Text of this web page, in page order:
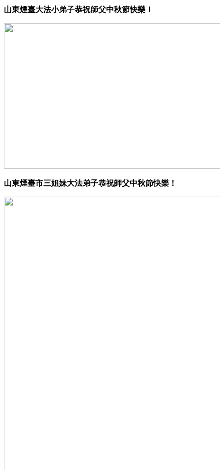
山東煙臺大法小弟子恭祝師父中秋節快樂！
山東煙臺市三姐妹大法弟子恭祝師父中秋節快樂！